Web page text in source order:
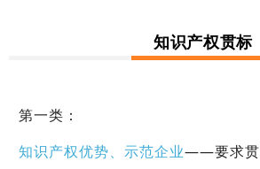
知识产权贯标
第一类：
知识产权优势、示范企业——要求贯